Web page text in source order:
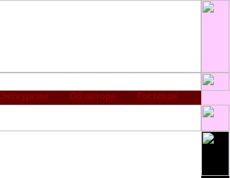
Экскурсии Об авторе Гостевая